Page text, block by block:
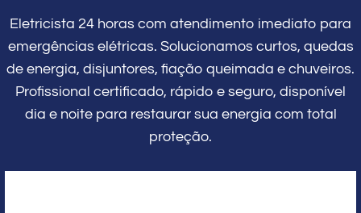
Eletricista 24 horas com atendimento imediato para
emergências elétricas. Solucionamos curtos, quedas
de energia, disjuntores, fiação queimada e chuveiros.
Profissional certificado, rápido e seguro, disponível
dia e noite para restaurar sua energia com total
proteção.